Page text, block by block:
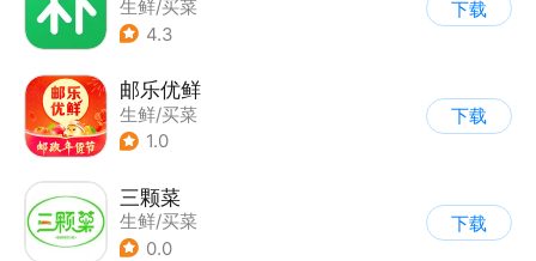
生鲜/买菜
4.3
下载
邮乐优鲜
生鲜/买菜
1.0
下载
三颗菜
生鲜/买菜
0.0
下载